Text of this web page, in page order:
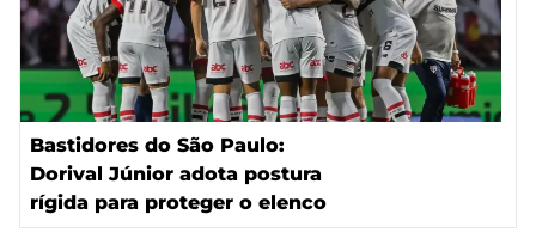
Bastidores do São Paulo:
Dorival Júnior adota postura
rígida para proteger o elenco